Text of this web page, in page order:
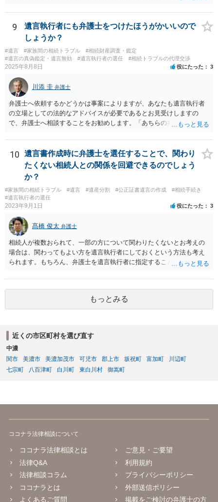
9
遺言執行者にも弁護士をつけたほうがかいいので
しょうか？
#遺言 #家族間の相続トラブル
#相続財産調査・鑑定
#遺言の真偽鑑定・遺言無効
#遺言執行者の選任 #相続トラブルの代理交渉
2025年8月8日 役にたった 3
川添 圭 弁護士
弁護士へ依頼するかどうかは事案によりますが、あなたも遺言執行者
の立場としての法的なアドバイスが必要であるとお見受けしますの
で、弁護士へ相談することをお勧めします。「あちらの弁護士」（元
誘導しかしてこないと思います。
10
遺言書作成時に弁護士を選任することで、関わり
たくない相続人との関係を回避できるのでしょう
か？
#家族間の相続トラブル #遺言 #遺産分割 #公正証書遺言の作成
#相続手続き
#遺言執行者の選任
2023年9月1日 役にたった 3
髙橋 俊太 弁護士
相続人が複数おられて、一部の方について関わりたくないとお考えの
場合は、関わってもよい方を遺言執行者にしておくという方法も考え
られます。もちろん、弁護士を遺言執行者に指定することもできます
方に再委任の権限を付与しておくという方法もあります。 一度、弁護
士に直接ご相談されることをお勧めいたします。
もっとみる
近くの市区町村を選び直す
中濃
関市
美濃市 美濃加茂市 可児市 郡上市 坂祝町 富加町
川辺町
七宗町
八百津町 白川町 東白川村 御嵩町
ココナラ法律相談について
ココナラ法律相談とは
法律Q&A
法律相談コラム
ココナラとは
よくあるご質問
ご意見・ご要望
利用規約
プライバシーポリシー
外部送信ポリシー
掲載をご検討の弁護士の方